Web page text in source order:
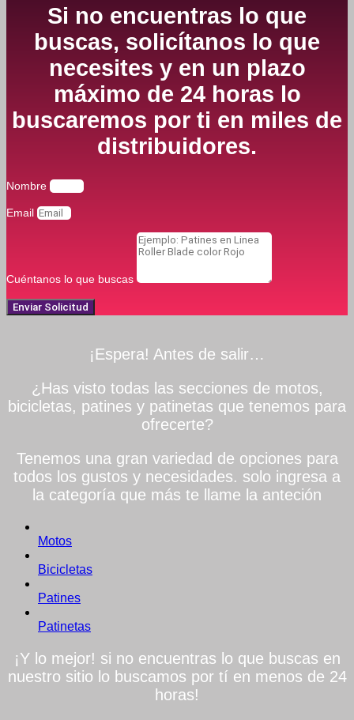
Si no encuentras lo que
buscas, solicítanos lo que
necesites y en un plazo
máximo de 24 horas lo
buscaremos por ti en miles de
distribuidores.
Nombre
Email
Cuéntanos lo que buscas
Enviar Solicitud
¡Espera! Antes de salir…
¿Has visto todas las secciones de motos,
bicicletas, patines y patinetas que tenemos para
ofrecerte?
Tenemos una gran variedad de opciones para
todos los gustos y necesidades. solo ingresa a
la categoría que más te llame la anteción
Motos
Bicicletas
Patines
Patinetas
¡Y lo mejor! si no encuentras lo que buscas en
nuestro sitio lo buscamos por tí en menos de 24
horas!